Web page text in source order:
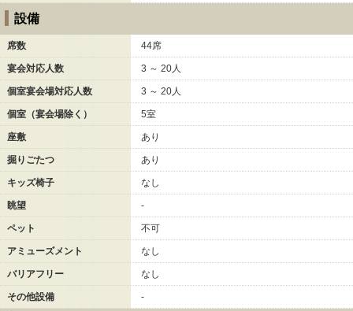
設備
席数 44席
宴会対応人数 3 ～ 20人
個室宴会場対応人数 3 ～ 20人
個室（宴会場除く） 5室
座敷 あり
掘りごたつ あり
キッズ椅子 なし
眺望 -
ペット 不可
アミューズメント なし
バリアフリー なし
その他設備 -